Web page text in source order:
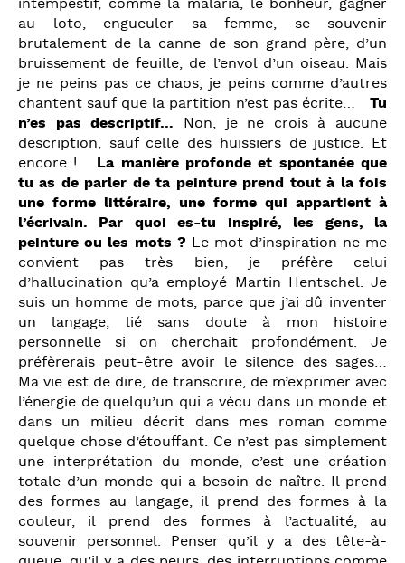
intempestif, comme la malaria, le bonheur, gagner
au loto, engueuler sa femme, se souvenir
brutalement de la canne de son grand père, d’un
bruissement de feuille, de l’envol d’un oiseau. Mais
je ne peins pas ce chaos, je peins comme d’autres
chantent sauf que la partition n’est pas écrite… Tu
n’es pas descriptif… Non, je ne crois à aucune
description, sauf celle des huissiers de justice. Et
encore ! La manière profonde et spontanée que
tu as de parler de ta peinture prend tout à la fois
une forme littéraire, une forme qui appartient à
l’écrivain. Par quoi es-tu inspiré, les gens, la
peinture ou les mots ? Le mot d’inspiration ne me
convient pas très bien, je préfère celui
d’hallucination qu’a employé Martin Hentschel. Je
suis un homme de mots, parce que j’ai dû inventer
un langage, lié sans doute à mon histoire
personnelle si on cherchait profondément. Je
préfèrerais peut-être avoir le silence des sages…
Ma vie est de dire, de transcrire, de m’exprimer avec
l’énergie de quelqu’un qui a vécu dans un monde et
dans un milieu décrit dans mes roman comme
quelque chose d’étouffant. Ce n’est pas simplement
une interprétation du monde, c’est une création
totale d’un monde qui a besoin de naître. Il prend
des formes au langage, il prend des formes à la
couleur, il prend des formes à l’actualité, au
souvenir personnel. Penser qu’il y a des tête-à-